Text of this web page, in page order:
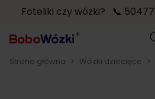
Foteliki czy wózki? 📞
Strona główna > Wózki dziecięce >